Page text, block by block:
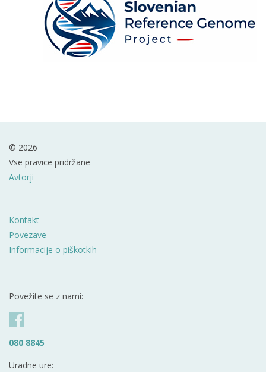
© 2026
Vse pravice pridržane
Avtorji
Kontakt
Povezave
Informacije o piškotkih
Povežite se z nami:
080 8845
Uradne ure: